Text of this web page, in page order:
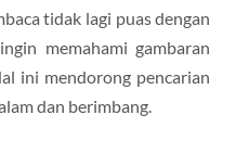
tidak lagi puas dengan
memahami gambaran
ini mendorong pencarian
dan berimbang.